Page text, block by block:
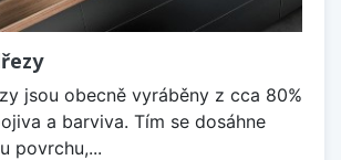
jsou obecně vyráběny z cca 80%
a barviva. Tím se dosáhne
povrchu,...